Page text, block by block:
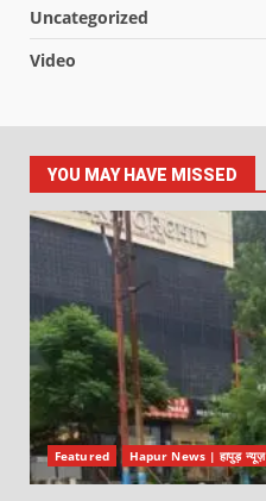
Uncategorized
Video
YOU MAY HAVE MISSED
Featured Hapur News | हापुड़ न्यूज़